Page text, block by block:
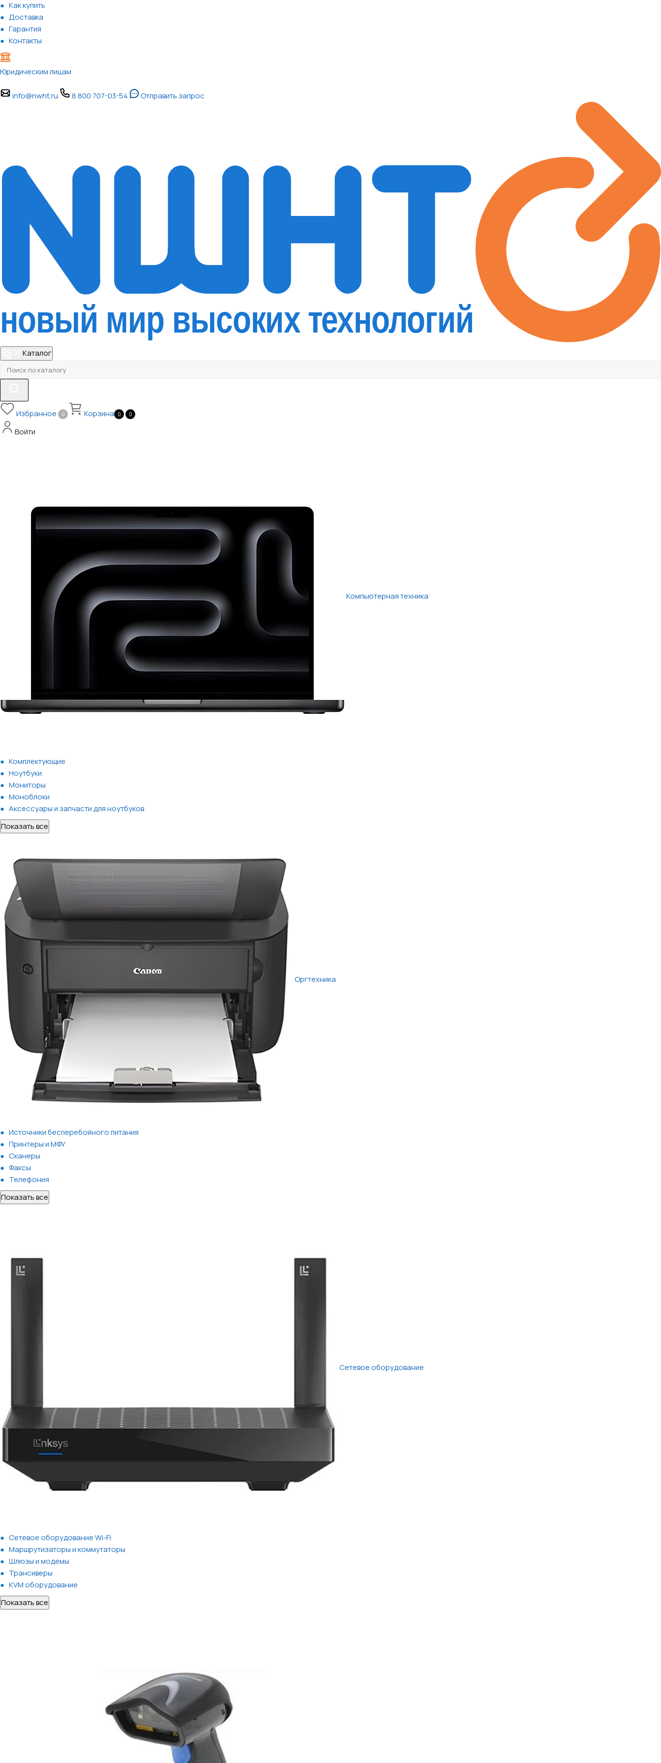
Как купить
Доставка
Гарантия
Контакты
Юридическим лицам
info@nwht.ru 8 800 707-03-54 Отправить запрос
Каталог
Избранное 0 Корзина 0 0
Войти
Компьютерная техника
Комплектующие
Ноутбуки
Мониторы
Моноблоки
Аксессуары и запчасти для ноутбуков
Показать все
Оргтехника
Источники бесперебойного питания
Принтеры и МФУ
Сканеры
Факсы
Телефония
Показать все
Сетевое оборудование
Сетевое оборудование Wi-Fi
Маршрутизаторы и коммутаторы
Шлюзы и модемы
Трансиверы
KVM оборудование
Показать все